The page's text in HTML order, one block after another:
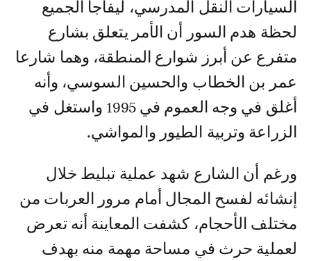
السيارات النقل المدرسي، ليفاجأ الجميع
لحظة هدم السور أن الأمر يتعلق بشارع
متفرع عن أبرز شوارع المنطقة، وهما شارعا
عمر بن الخطاب والحسين السوسي، وأنه
أغلق في وجه العموم في 1995 واستغل في
الزراعة وتربية الطيور والمواشي.
ورغم أن الشارع شهد عملية تبليط خلال
إنشائه لفسح المجال أمام مرور العربات من
مختلف الأحجام، كشفت المعاينة أنه تعرض
لعملية حرث في مساحة مهمة منه بهدف